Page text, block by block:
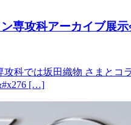
専攻科アーカイブ展
科では坂田織物 さまとコ
[…]